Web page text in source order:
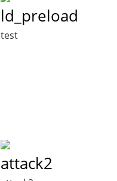
ld_preload
test
attack2